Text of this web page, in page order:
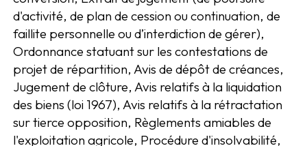
d'activité, de plan de cession ou continuation, de
faillite personnelle ou d’interdiction de gérer),
Ordonnance statuant sur les contestations de
projet de répartition, Avis de dépôt de créances,
Jugement de clôture, Avis relatifs à la liquidation
des biens (loi 1967), Avis relatifs à la rétractation
sur tierce opposition, Règlements amiables de
l'exploitation agricole, Procédure d'insolvabilité,